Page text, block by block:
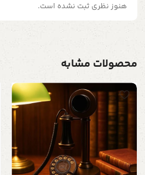
هنوز نظری ثبت نشده است.
محصولات مشابه